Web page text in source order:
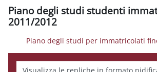
Piano degli studi studenti
2011/2012
Piano degli studi per immatricolati
Modalità visualizzazione